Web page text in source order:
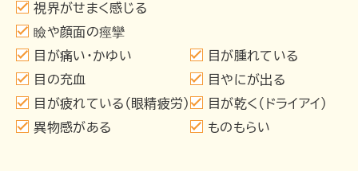
視界がせまく感じる
瞼や顔面の痙攣
目が痛い・かゆい
目の充血
目が疲れている（眼精疲労）
異物感がある
目が腫れている
目やにが出る
目が乾く（ドライアイ）
ものもらい